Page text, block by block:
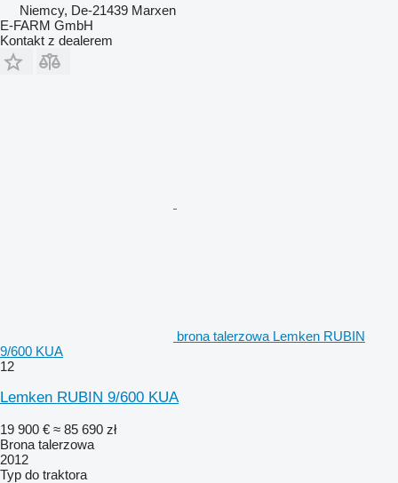
Niemcy, De-21439 Marxen
E-FARM GmbH
Kontakt z dealerem
brona talerzowa Lemken RUBIN
9/600 KUA
12
Lemken RUBIN 9/600 KUA
19 900 € ≈ 85 690 zł
Brona talerzowa
2012
Typ do traktora